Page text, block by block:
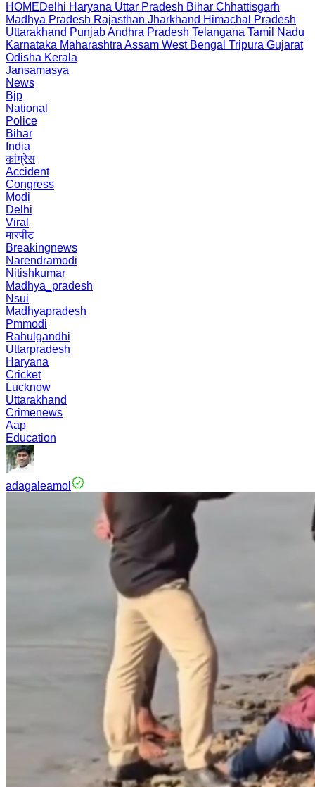
HOMEDelhi Haryana Uttar Pradesh Bihar Chhattisgarh
Madhya Pradesh Rajasthan Jharkhand Himachal Pradesh
Uttarakhand PunjabAndhra Pradesh Telangana Tamil Nadu
Karnataka Maharashtra Assam West Bengal Tripura Gujarat
Odisha Kerala
Jansamasya
News
Bjp
National
Police
Bihar
India
कांग्रेस
Accident
Congress
Modi
Delhi
Viral
मारपीट
Breakingnews
Narendramodi
Nitishkumar
Madhya_pradesh
Nsui
Madhyapradesh
Pmmodi
Rahulgandhi
Uttarpradesh
Haryana
Cricket
Lucknow
Uttarakhand
Crimenews
Aap
Education
adagaleamol